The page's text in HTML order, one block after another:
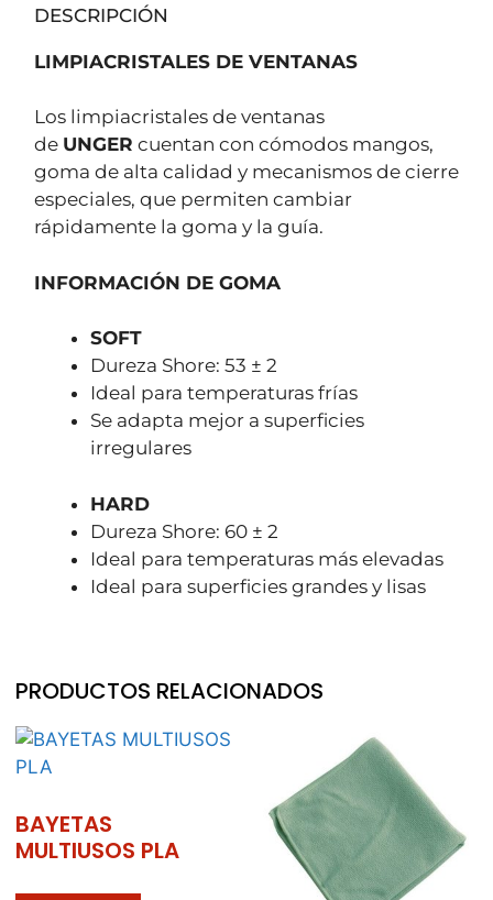
DESCRIPCIÓN
LIMPIACRISTALES DE VENTANAS
Los limpiacristales de ventanas
de UNGER cuentan con cómodos mangos,
goma de alta calidad y mecanismos de cierre
especiales, que permiten cambiar
rápidamente la goma y la guía.
INFORMACIÓN DE GOMA
SOFT
Dureza Shore: 53 ± 2
Ideal para temperaturas frías
Se adapta mejor a superficies
irregulares
HARD
Dureza Shore: 60 ± 2
Ideal para temperaturas más elevadas
Ideal para superficies grandes y lisas
PRODUCTOS RELACIONADOS
BAYETAS
MULTIUSOS PLA